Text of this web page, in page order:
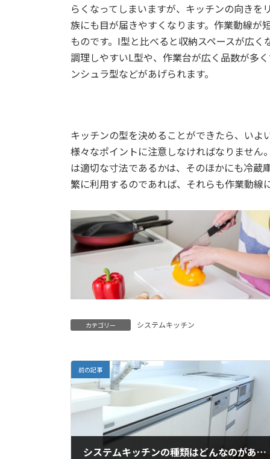
らくなってしまいますが、キッチンの向き
族にも目が届きやすくなります。作業動線が
ものです。I型と比べると収納スペースが広
調理しやすいL型や、作業台が広く品数が多
ンシュラ型などがあげられます。
キッチンの型を決めることができたら、い
様々なポイントに注意しなければなりませ
は適切な寸法であるかは、そのほかにも冷
繁に利用するのであれば、それらも作業動線
カテゴリー システムキッチン
前の記事
システムキッチンの種類はどんなのがあるの？